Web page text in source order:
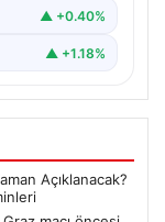
▲ +0.40%
▲ +1.18%
Açıklanacak?